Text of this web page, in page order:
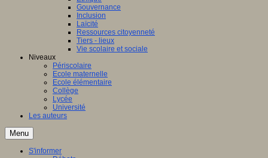
Gouvernance
Inclusion
Laïcité
Ressources citoyenneté
Tiers - lieux
Vie scolaire et sociale
Niveaux
Périscolaire
Ecole maternelle
Ecole élémentaire
Collège
Lycée
Université
Les auteurs
Menu
S'informer